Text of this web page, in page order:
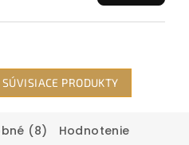
PRODUKTY
(8) Hodnotenie